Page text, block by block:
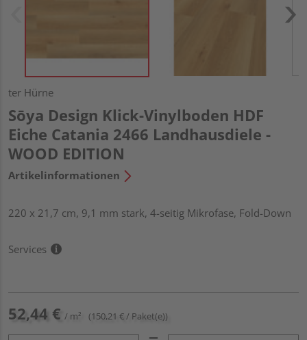
ter Hürne
Sōya Design Klick-Vinylboden HDF
Eiche Catania 2466 Landhausdiele -
WOOD EDITION
Artikelinformationen
220 x 21,7 cm, 9,1 mm stark, 4-seitig Mikrofase, Fold-Down
Services
52,44 € / m² (150,21 € / Paket(e))